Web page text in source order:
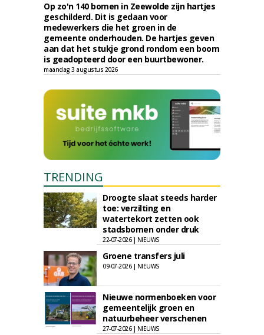
Op zo'n 140 bomen in Zeewolde zijn hartjes
geschilderd. Dit is gedaan voor
medewerkers die het groen in de
gemeente onderhouden. De hartjes geven
aan dat het stukje grond rondom een boom
is geadopteerd door een buurtbewoner.
maandag 3 augustus 2026
TRENDING
Droogte slaat steeds harder
toe: verzilting en
watertekort zetten ook
stadsbomen onder druk
22-07-2026 | NIEUWS
Groene transfers juli
09-07-2026 | NIEUWS
Nieuwe normenboeken voor
gemeentelijk groen en
natuurbeheer verschenen
27-07-2026 | NIEUWS